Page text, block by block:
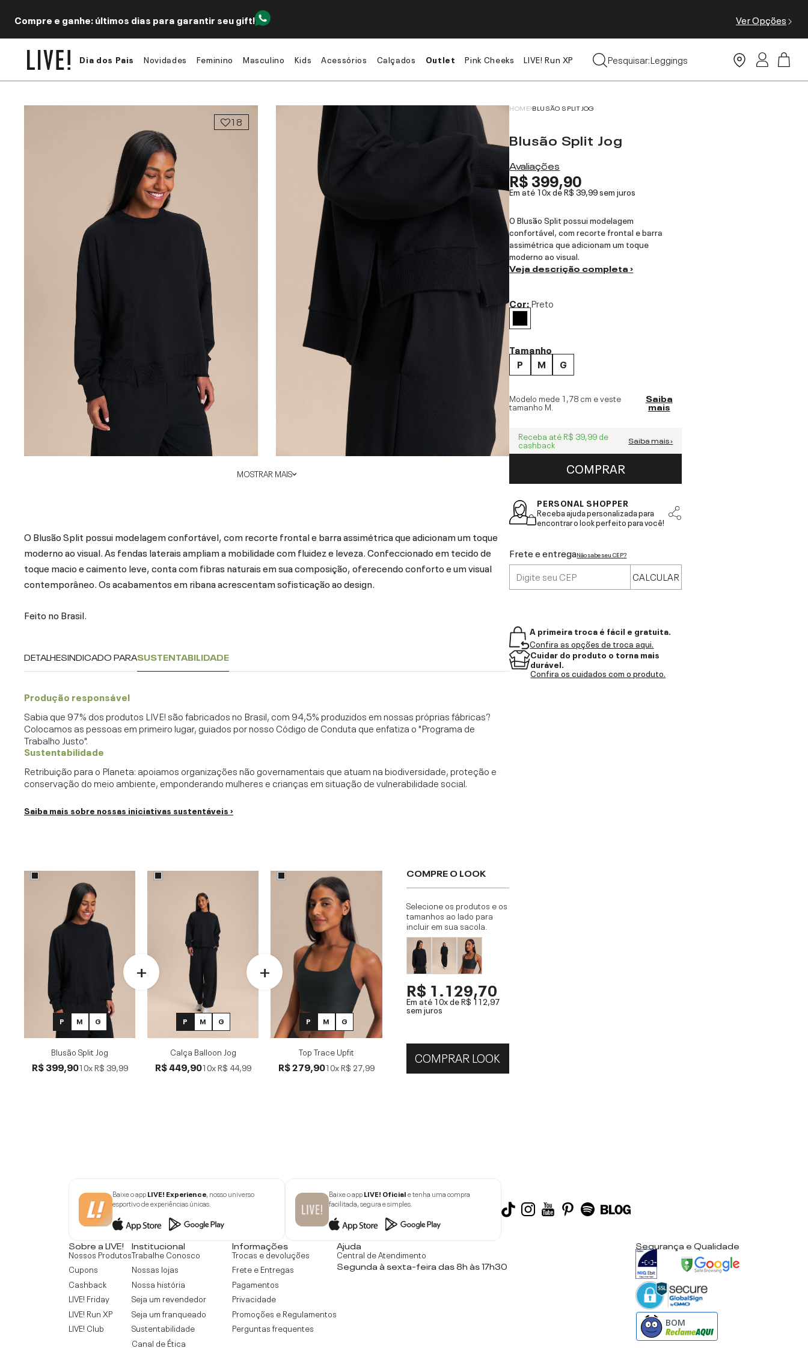
Compre e ganhe: últimos dias para garantir seu gift! Ver Opções
Dia dos Pais Novidades Feminino Masculino Kids Acessórios Calçados Outlet Pink Cheeks LIVE! Run XP
Pesquisar:
Tops
Leggings
18
MOSTRAR MAIS
O Blusão Split possui modelagem confortável, com recorte frontal e barra assimétrica que adicionam um toque
moderno ao visual. As fendas laterais ampliam a mobilidade com fluidez e leveza. Confeccionado em tecido de
toque macio e caimento leve, conta com fibras naturais em sua composição, oferecendo conforto e um visual
contemporâneo. Os acabamentos em ribana acrescentam sofisticação ao design.
Feito no Brasil.
DETALHESINDICADO PARASUSTENTABILIDADE
Produção responsável
Sabia que 97% dos produtos LIVE! são fabricados no Brasil, com 94,5% produzidos em nossas próprias fábricas?
Colocamos as pessoas em primeiro lugar, guiados por nosso Código de Conduta que enfatiza o "Programa de
Trabalho Justo".
Sustentabilidade
Retribuição para o Planeta: apoiamos organizações não governamentais que atuam na biodiversidade, proteção e
conservação do meio ambiente, emponderando mulheres e crianças em situação de vulnerabilidade social.
Saiba mais sobre nossas iniciativas sustentáveis ›
P M G
Blusão Split Jog
R$ 399,9010xR$ 39,99
P M G
Calça Balloon Jog
R$ 449,9010xR$ 44,99
P M G
Top Trace Upfit
R$ 279,9010xR$ 27,99
COMPRE O LOOK
Selecione os produtos e os
tamanhos ao lado para
incluir em sua sacola.
R$ 1.129,70
Em até 10x deR$ 112,97
sem juros
COMPRAR LOOK
HOME BLUSÃO SPLIT JOG
Blusão Split Jog
Avaliações
R$ 399,90
Em até 10x deR$ 39,99sem juros
O Blusão Split possui modelagem
confortável, com recorte frontal e barra
assimétrica que adicionam um toque
moderno ao visual.
Veja descrição completa ›
Cor:Preto
Tamanho
P
M G
Modelo mede 1,78 cm e veste
tamanho M
Saiba
mais
Receba até R$ 39,99 de
cashback Saiba mais ›
COMPRAR
PERSONAL SHOPPER
Receba ajuda personalizada para
encontrar o look perfeito para você!
Frete e entregaNão sabe seu CEP?
CALCULAR
A primeira troca é fácil e gratuita.
Confira as opções de troca aqui.
Cuidar do produto o torna mais
durável.
Confira os cuidados com o produto.
Baixe o appLIVE! Experience, nosso universo
esportivo de experiências únicas.
Baixe o appLIVE! Oficiale tenha uma compra
facilitada, segura e simples.
Sobre a LIVE!
Nossos Produtos
Cupons
Cashback
LIVE! Friday
LIVE! Run XP
LIVE! Club
Institucional
Trabalhe Conosco
Nossas lojas
Nossa história
Seja um revendedor
Seja um franqueado
Sustentabilidade
Canal de Ética
Informações
Trocas e devoluções
Frete e Entregas
Pagamentos
Privacidade
Promoções e Regulamentos
Perguntas frequentes
Ajuda
Central de Atendimento
Segunda à sexta-feira das 8h às 17h30
Segurança e Qualidade
BOM